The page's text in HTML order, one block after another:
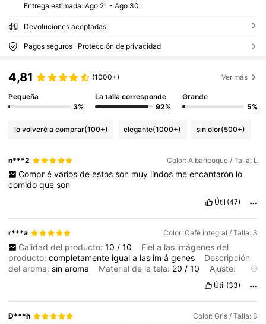
Entrega estimada: Ago 21 - Ago 30
Devoluciones aceptadas
Pagos seguros · Protección de privacidad
4,81 (1000+) Ver más
Pequeña
3%
La talla corresponde
92%
Grande
5%
lo volveré a comprar(100+) elegante(1000+) sin olor(500+)
n***2 Color: Albaricoque / Talla: L
Compr é varios de estos son muy lindos me encantaron lo
comidoqueson
Útil (47)
r***a Color: Café integral / Talla: S
Calidad del producto: 10 / 10
Fiel a las imágenes del
producto:completamente iguala las imágenes
Descripción
del aroma:sinaroma Material de la tela: 20 /10
Ajuste:
Útil (33)
D***h Color: Gris / Talla: S